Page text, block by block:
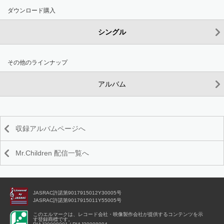
ダウンロード購入
シングル
その他のラインナップ
アルバム
収録アルバムページへ
Mr.Children 配信一覧へ
JASRAC許諾第9017915012Y30005号
JASRAC許諾第9017915011Y55005号
このエルマークは、レコード会社・映像製作会社が提供するコンテンツを示
す登録商標です。